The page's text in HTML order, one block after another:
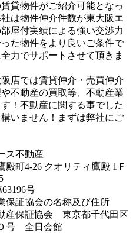
貸物件がご紹介可能となっ
は物件仲介件数が東大阪エ
屋付実績による強い交渉力
た物件をより良いご条件で
力でサポートさせて頂きま
店では賃貸仲介・売買仲介
不動産の買取等、不動産業
！不動産に関する事でした
いません！まずは弊社にご
ス不動産
殿町4-26 クオリティ鷹殿 1Ｆ
号
保証協会の名称及び住所
産保証協会 東京都千代田区
号 全日会館